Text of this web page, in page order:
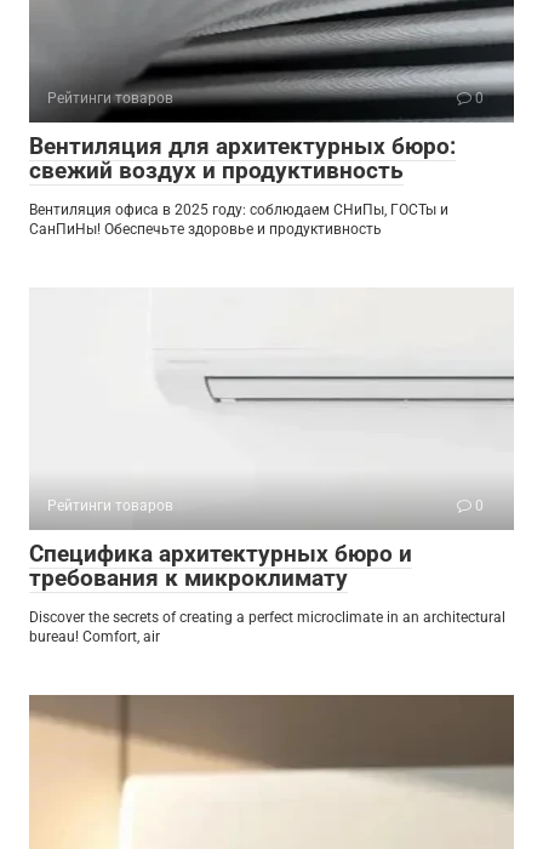
Рейтинги товаров 0
Вентиляция для архитектурных бюро:
свежий воздух и продуктивность
Вентиляция офиса в 2025 году: соблюдаем СНиПы, ГОСТы и
СанПиНы! Обеспечьте здоровье и продуктивность
Рейтинги товаров 0
Специфика архитектурных бюро и
требования к микроклимату
Discover the secrets of creating a perfect microclimate in an architectural
bureau! Comfort, air